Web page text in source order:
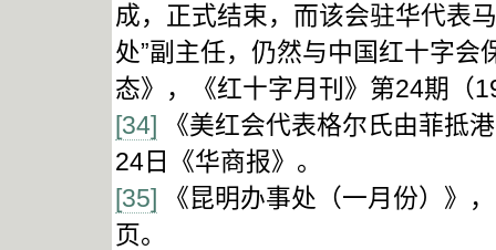
成，正式结束，而该会驻华代表
处”副主任，仍然与中国红十字
态》，《红十字月刊》第24期（
[34] 《美红会代表格尔氏由菲抵
24日《华商报》。
[35] 《昆明办事处（一月份）》
页。